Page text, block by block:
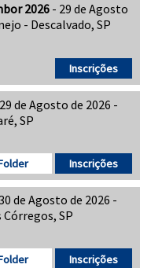
2026 - 29 de Agosto
- Descalvado, SP
Inscrições
de Agosto de 2026 -
SP
Inscrições
de Agosto de 2026 -
SP
Inscrições